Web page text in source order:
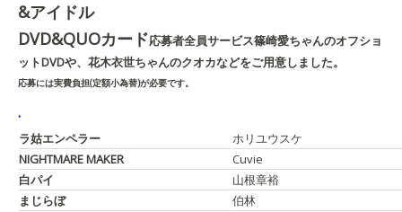
&アイドル
DVD&QUOカード応募者全員サービス篠崎愛ちゃんのオフショ
ットDVDや、花木衣世ちゃんのクオカなどをご用意しました。
応募には実費負担(定額小為替)が必要です。
.
ラ姑エンペラー
ホリユウスケ
NIGHTMARE MAKER
Cuvie
白パイ
山根章裕
まじらぼ
伯林